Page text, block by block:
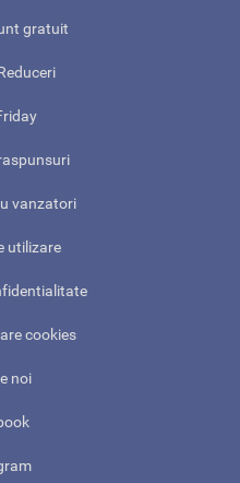
gratuit
vanzatori
utilizare
cookies
noi